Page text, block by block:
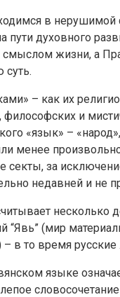
в
пути духовного
смыслом жизни, а
суть.
– как их
и
«язык» –
менее
секты, за
недавней и не
несколько
(мир
– в то время
языке